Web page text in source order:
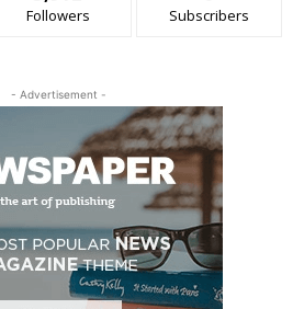
Followers Subscribers
- Advertisement -